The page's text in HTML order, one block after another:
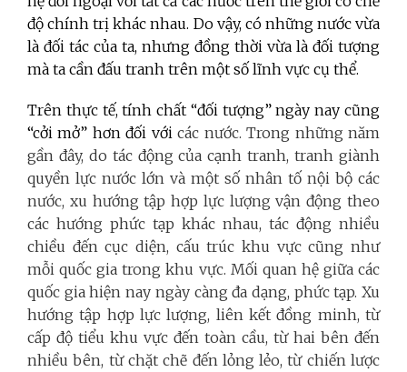
độ chính trị khác nhau. Do vậy, có những nước vừa
là đối tác của ta, nhưng đồng thời vừa là đối tượng
mà ta cần đấu tranh trên một số lĩnh vực cụ thể.
Trên thực tế, tính chất “đối tượng” ngày nay cũng
“cởi mở” hơn đối vớicác nước. Trong những năm
gần đây, do tác động của cạnh tranh, tranh giành
quyền lực nước lớn và một số nhân tố nội bộ các
nước, xu hướng tập hợp lực lượng vận động theo
các hướng phức tạp khác nhau, tác động nhiều
chiều đến cục diện, cấu trúc khu vực cũng như
mỗi quốc gia trong khu vực. Mối quan hệ giữa các
quốc gia hiện nay ngày càng đa dạng, phức tạp. Xu
hướng tập hợp lực lượng, liên kết đồng minh, từ
cấp độ tiểu khu vực đến toàn cầu, từ hai bên đến
nhiều bên, từ chặt chẽ đến lỏng lẻo, từ chiến lược